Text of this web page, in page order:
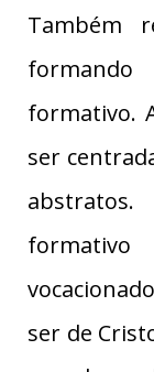
Também
formando
formativo.
ser
ser de